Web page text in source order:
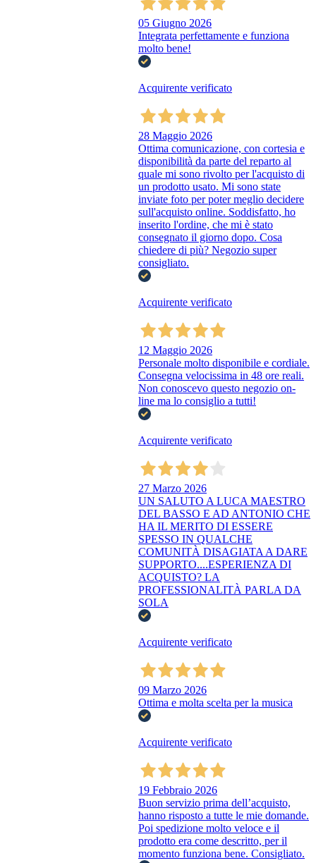
05 Giugno 2026
Integrata perfettamente e funziona
molto bene!
Acquirente verificato
28 Maggio 2026
Ottima comunicazione, con cortesia e
disponibilità da parte del reparto al
quale mi sono rivolto per l'acquisto di
un prodotto usato. Mi sono state
inviate foto per poter meglio decidere
sull'acquisto online. Soddisfatto, ho
inserito l'ordine, che mi è stato
consegnato il giorno dopo. Cosa
chiedere di più? Negozio super
consigliato.
Acquirente verificato
12 Maggio 2026
Personale molto disponibile e cordiale.
Consegna velocissima in 48 ore reali.
Non conoscevo questo negozio on-
line ma lo consiglio a tutti!
Acquirente verificato
27 Marzo 2026
UN SALUTO A LUCA MAESTRO
DEL BASSO E AD ANTONIO CHE
HA IL MERITO DI ESSERE
SPESSO IN QUALCHE
COMUNITÀ DISAGIATA A DARE
SUPPORTO....ESPERIENZA DI
ACQUISTO? LA
PROFESSIONALITÀ PARLA DA
SOLA
Acquirente verificato
09 Marzo 2026
Ottima e molta scelta per la musica
Acquirente verificato
19 Febbraio 2026
Buon servizio prima dell’acquisto,
hanno risposto a tutte le mie domande.
Poi spedizione molto veloce e il
prodotto era come descritto, per il
momento funziona bene. Consigliato.